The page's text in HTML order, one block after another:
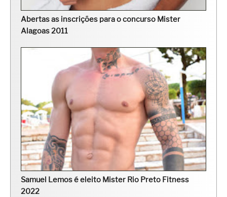
Abertas as inscrições para o concurso Mister
Alagoas 2011
Samuel Lemos é eleito Mister Rio Preto Fitness
2022